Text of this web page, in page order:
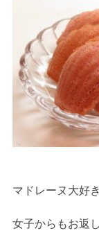
マドレーヌ大好
女子からもお返